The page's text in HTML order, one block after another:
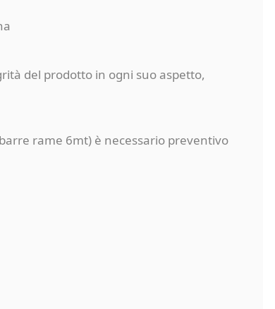
del prodotto in ogni suo aspetto,
rame 6mt) è necessario preventivo